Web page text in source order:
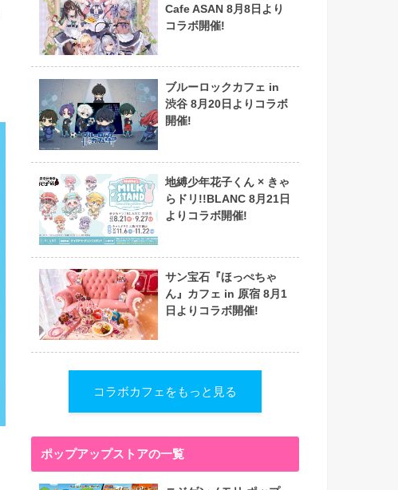
Cafe ASAN 8月8日より
コラボ開催!
ブルーロックカフェ in
渋谷 8月20日よりコラボ
開催!
地縛少年花子くん × きゃ
らドリ!!BLANC 8月21日
よりコラボ開催!
サン宝石『ほっぺちゃ
ん』カフェ in 原宿 8月1
日よりコラボ開催!
コラボカフェをもっと見る
ポップアップストアの一覧